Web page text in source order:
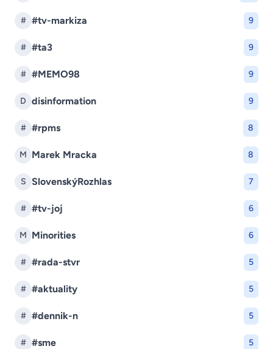
# #tv-markiza 9
# #ta3 9
# #MEMO98 9
D disinformation 9
# #rpms 8
M Marek Mracka 8
S SlovenskýRozhlas 7
# #tv-joj 6
M Minorities 6
# #rada-stvr 5
# #aktuality 5
# #dennik-n 5
# #sme 5